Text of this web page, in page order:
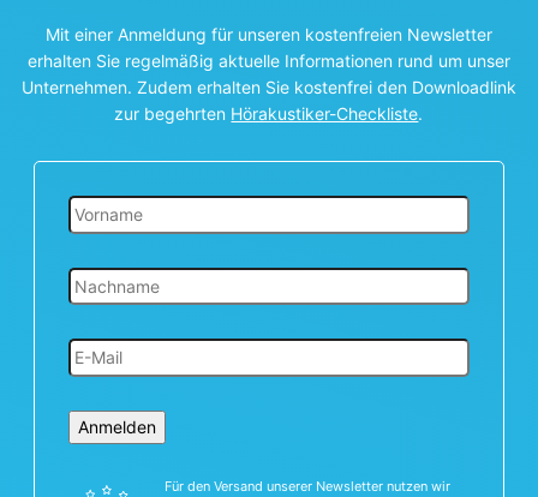
Mit einer Anmeldung für unseren kostenfreien Newsletter
erhalten Sie regelmäßig aktuelle Informationen rund um unser
Unternehmen. Zudem erhalten Sie kostenfrei den Downloadlink
zur begehrten Hörakustiker-Checkliste.
Anmelden
Für den Versand unserer Newsletter nutzen wir